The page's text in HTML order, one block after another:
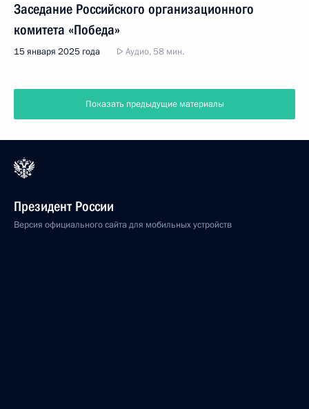
Заседание Российского организационного
комитета «Победа»
15 января 2025 года Аудио, 58 мин.
Показать предыдущие материалы
Президент России
Версия официального сайта для мобильных устройств